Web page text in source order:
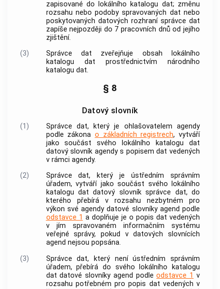
zapisované do lokálního katalogu dat; změnu
rozsahu nebo podoby spravovaných dat nebo
poskytovaných datových rozhraní správce dat
zapíše nejpozději do 7 pracovních dnů od jejího
zjištění.
(3)
Správce dat zveřejňuje obsah lokálního
katalogu dat prostřednictvím národního
katalogu dat.
§ 8
Datový slovník
(1)
Správce dat, který je ohlašovatelem agendy
podle zákona o základních registrech, vytváří
jako součást svého lokálního katalogu dat
datový slovník agendy s popisem dat vedených
v rámci agendy.
(2)
Správce dat, který je ústředním správním
úřadem, vytváří jako součást svého lokálního
katalogu dat datový slovník správce dat, do
kterého přebírá v rozsahu nezbytném pro
výkon své agendy datové slovníky agend podle
odstavce 1 a doplňuje je o popis dat vedených
v jím spravovaném informačním systému
veřejné správy, pokud v datových slovnících
agend nejsou popsána.
(3)
Správce dat, který není ústředním správním
úřadem, přebírá do svého lokálního katalogu
dat datové slovníky agend podleodstavce 1 v
rozsahu potřebném pro popis dat vedených v